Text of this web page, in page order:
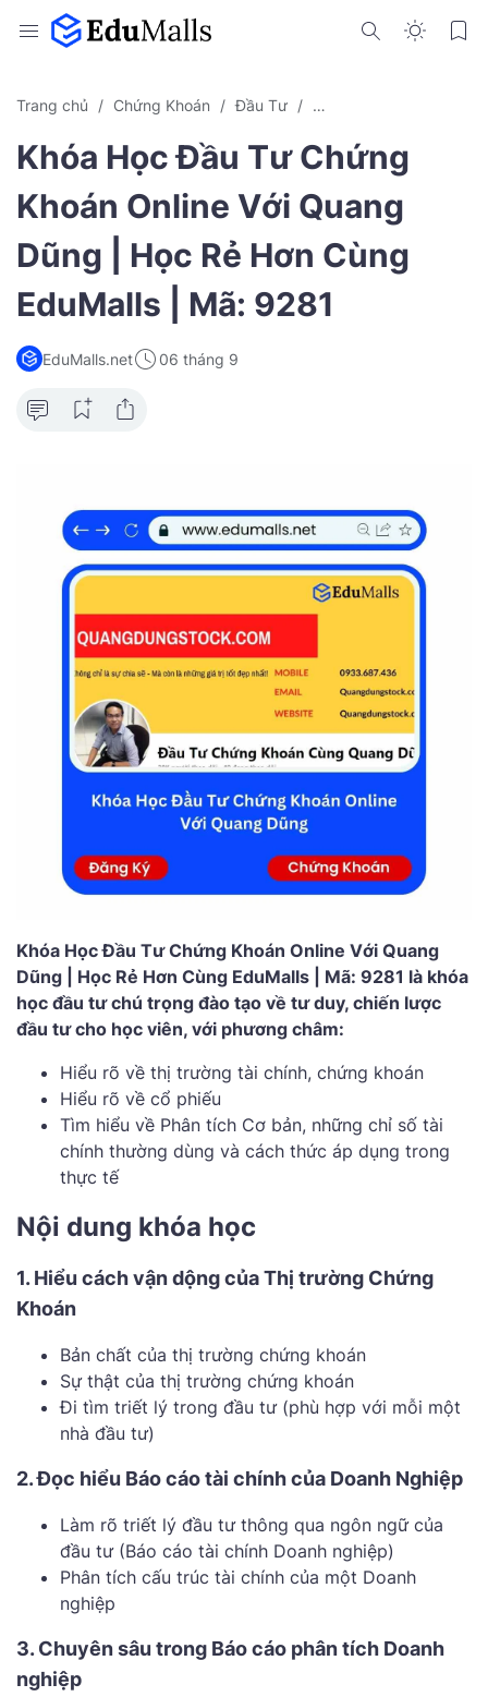
Trang chủ Chứng Khoán Đầu Tư Khóa Học Online
Khóa Học Đầu Tư Chứng
Khoán Online Với Quang
Dũng | Học Rẻ Hơn Cùng
EduMalls | Mã: 9281
EduMalls.net 06 tháng 9
Khóa Học Đầu Tư Chứng Khoán Online Với Quang
Dũng | Học Rẻ Hơn Cùng EduMalls | Mã: 9281 là khóa
học đầu tư chú trọng đào tạo về tư duy, chiến lược
đầu tư cho học viên, với phương châm:
Hiểu rõ về thị trường tài chính, chứng khoán
Hiểu rõ về cổ phiếu
Tìm hiểu về Phân tích Cơ bản, những chỉ số tài
chính thường dùng và cách thức áp dụng trong
thực tế
Nội dung khóa học
1. Hiểu cách vận dộng của Thị trường Chứng
Khoán
Bản chất của thị trường chứng khoán
Sự thật của thị trường chứng khoán
Đi tìm triết lý trong đầu tư (phù hợp với mỗi một
nhà đầu tư)
2. Đọc hiểu Báo cáo tài chính của Doanh Nghiệp
Làm rõ triết lý đầu tư thông qua ngôn ngữ của
đầu tư (Báo cáo tài chính Doanh nghiệp)
Phân tích cấu trúc tài chính của một Doanh
nghiệp
3. Chuyên sâu trong Báo cáo phân tích Doanh
nghiệp